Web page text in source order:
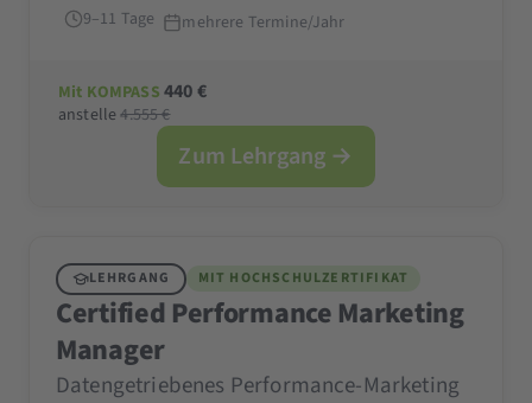
9–11 Tage mehrere Termine/Jahr
Mit KOMPASS 440 €
anstelle4.555 €
Zum Lehrgang →
LEHRGANG MIT HOCHSCHULZERTIFIKAT
Certified Performance Marketing
Manager
Datengetriebenes Performance-Marketing